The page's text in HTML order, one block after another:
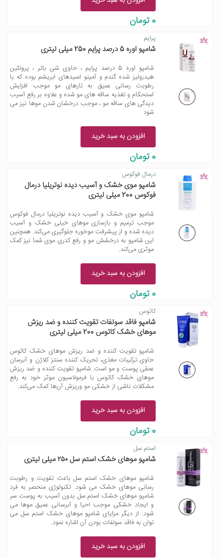
0 تومان
پرایم
شامپو اوره 5 درصد پرایم 250 میلی لیتری
شامپو اوره 5 درصد پرایم ، حاوی شی باتر ، پروتئین
هیدرولیز شده گندم و آمینو اسیدهای ابریشم بوده که با
رطوبت رسانی عمیق به تارهای مو موجب افزایش
استحکام و تغذیه ساقه های مو شده و علاوه بر رفع آسیب
دیدگی های ساقه مو ، موجب درخشان شدن موها نیز می
شود
افزودن به سبد خرید
0 تومان
درمال فوکوس
شامپو موی خشک و آسیب دیده نوتریلیا درمال
فوکوس 200 میلی لیتری
شامپو موی خشک و آسیب دیده نوتریلیا درمال فوکوس
موجب ترمیم و بازسازی موهای خیلی خشک و آسیب
دیده شده و از پیشرفت موخوره جلوگیری می‌کند. همچنین
این شامپو به درخشش مو و رفع کدری موی شما نیز کمک
موثری می‌کند.
افزودن به سبد خرید
0 تومان
کاتوس
شامپو فاقد سولفات تقویت کننده و ضد ریزش
موهای خشک کاتوس 200 میلی لیتری
شامپو تقویت کننده و ضد ریزش موهای خشک کاتوس
حاوی ترکیبات مغذی، تحریک کننده سنتز کلاژن و آبرسان
عمقی پوست و مو است. شامپو تقویت کننده و ضد ریزش
موهای خشک کاتوس با فرمولاسیون موثر خود به رفع
مشکلات ناشی از خشکی مو وریزش آن‌ها کمک می‌کند.
افزودن به سبد خرید
0 تومان
استم سل
شامپو موهای خشک استم سل ۲۵۰ میلی لیتری
شامپو موهای خشک استم سل باعث تقویت و رطوبت
رسانی موهای خشک می شود. تکنولوژی منحصر به فرد
شامپو موهای خشک استم سل بدون آسیب به پوست سر
و ایجاد خشکی موجب احیا و آبرسانی عمیق موها می
شود. از دیگر مزایای شامپو موهای خشک استم سل می
توان به فاقد سولفات بودن آن اشاره نمود.
افزودن به سبد خرید